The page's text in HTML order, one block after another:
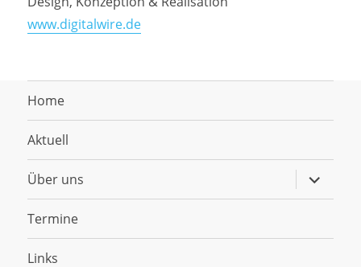
www.digitalwire.de
Home
Aktuell
Über uns anzeigen
Termine
Links